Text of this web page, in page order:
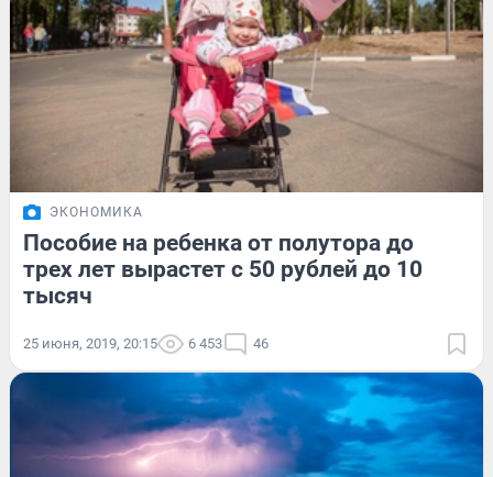
ЭКОНОМИКА
Пособие на ребенка от полутора до
трех лет вырастет с 50 рублей до 10
тысяч
25 июня, 2019, 20:15 6 453 46